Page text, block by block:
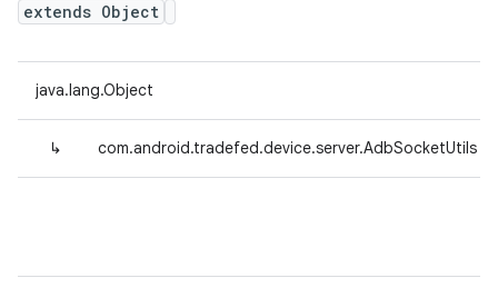
extends Object
java.lang.Object
↳ com.android.tradefed.device.server.AdbSocketUtils